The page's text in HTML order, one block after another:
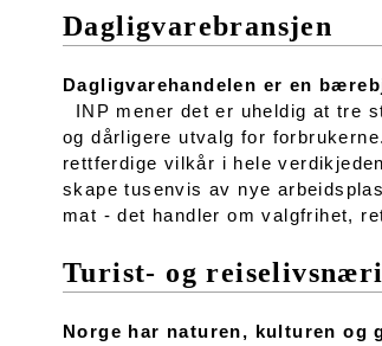
Dagligvarebransjen
Dagligvarehandelen er en
INP mener det er uheldig at tre
og dårligere utvalg for
rettferdige vilkår i hele
skape tusenvis av nye
mat - det handler om valgfrihet,
Turist- og
Norge har naturen, kulturen og